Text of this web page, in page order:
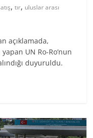
,tır, uluslar arası
açıklamada,
UN Ro-Ro’nun
duyuruldu.